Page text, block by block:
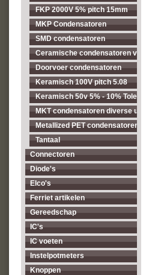
FKP 2000V 5% pitch 15mm
MKP Condensatoren
SMD condensatoren
Ceramische condensatoren voor
Doorvoer condensatoren
Keramisch 100V pitch 5.08
Keramisch 50v 5% - 10%
MKT condensatoren diverse
Metallized PET condensatoren
Tantaal
Connectoren
Diode's
Elco's
Ferriet artikelen
Gereedschap
IC's
IC voeten
Instelpotmeters
Knoppen